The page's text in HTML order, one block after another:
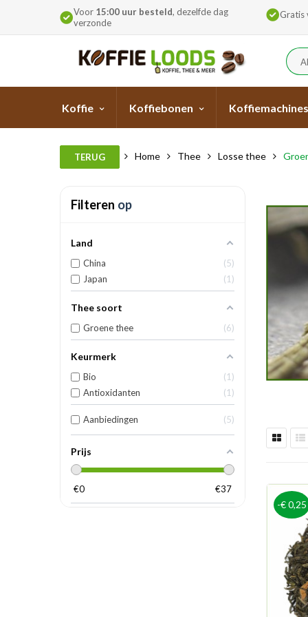
Voor 15:00 uur besteld, dezelfde dag
verzonde
Gratis
Koffie Koffiebonen Koffiemachines
TERUG Home Thee Losse thee
Filteren op
Land
China
5
Japan
1
Thee soort
Groene thee 6
Keurmerk
Bio
1
Antioxidanten
1
Aanbiedingen 5
Prijs
€0 €37
-€ 0,25